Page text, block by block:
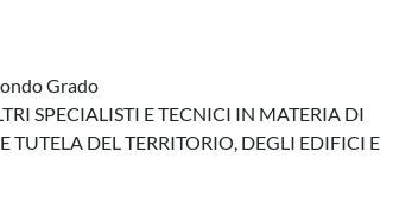
Grado
SPECIALISTI E TECNICI IN MATERIA DI
TUTELA DEL TERRITORIO, DEGLI EDIFICI E